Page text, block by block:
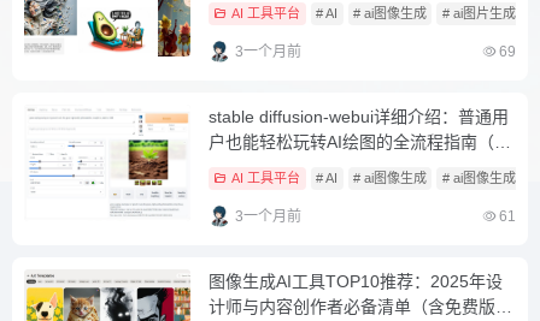
AI 工具平台 # AI # ai图像生成 # ai图片生成
3一个月前 69
stable diffusion-webui详细介绍：普通用
户也能轻松玩转AI绘图的全流程指南（含
安装与常见问题）
AI 工具平台 # AI # ai图像生成 # ai图像生成工
3一个月前 61
图像生成AI工具TOP10推荐：2025年设
计师与内容创作者必备清单（含免费版评